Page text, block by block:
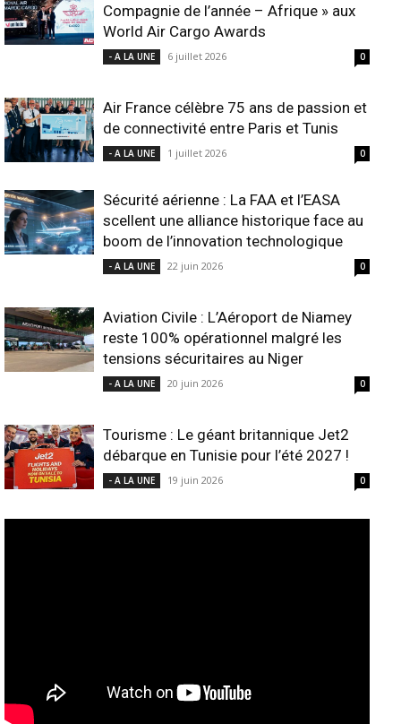
Compagnie de l’année – Afrique » aux
World Air Cargo Awards
- A LA UNE 6 juillet 2026 0
Air France célèbre 75 ans de passion et
de connectivité entre Paris et Tunis
- A LA UNE 1 juillet 2026 0
Sécurité aérienne : La FAA et l’EASA
scellent une alliance historique face au
boom de l’innovation technologique
- A LA UNE 22 juin 2026 0
Aviation Civile : L’Aéroport de Niamey
reste 100% opérationnel malgré les
tensions sécuritaires au Niger
- A LA UNE 20 juin 2026 0
Tourisme : Le géant britannique Jet2
débarque en Tunisie pour l’été 2027 !
- A LA UNE 19 juin 2026 0